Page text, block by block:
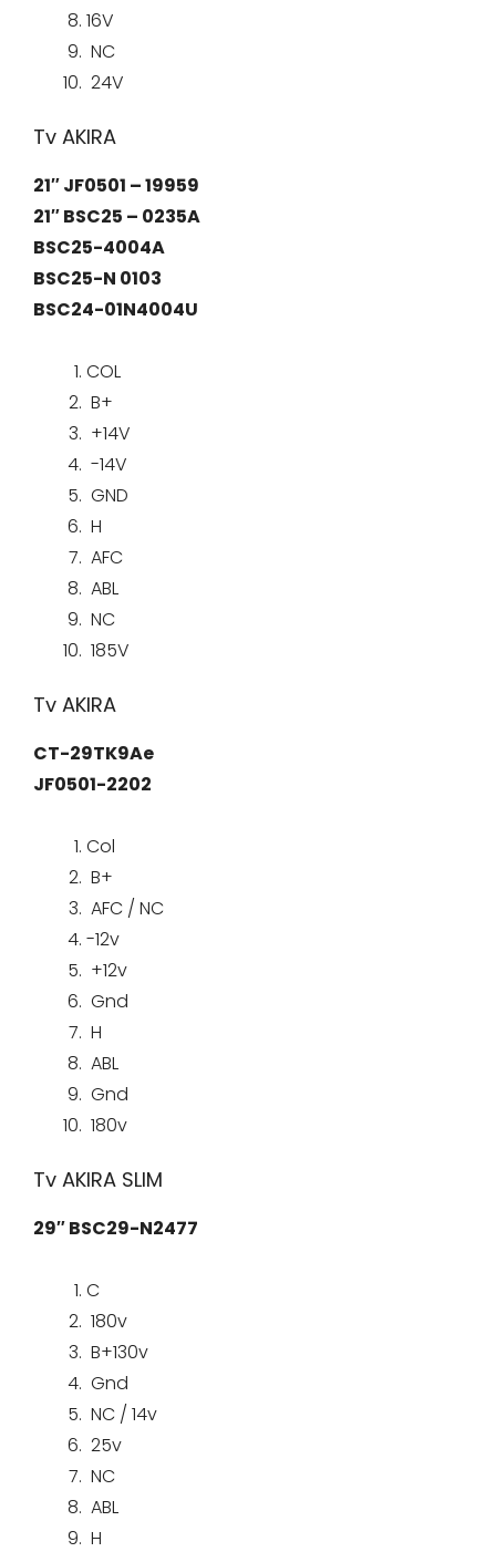
16V
NC
24V
Tv AKIRA
21″ JF0501 – 19959
21″ BSC25 – 0235A
BSC25-4004A
BSC25-N 0103
BSC24-01N4004U
COL
B+
+14V
-14V
GND
H
AFC
ABL
NC
185V
Tv AKIRA
CT-29TK9Ae
JF0501-2202
Col
B+
AFC / NC
-12v
+12v
Gnd
H
ABL
Gnd
180v
Tv AKIRA SLIM
29″ BSC29-N2477
C
180v
B+130v
Gnd
NC / 14v
25v
NC
ABL
H